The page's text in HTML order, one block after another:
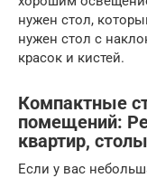
нужен стол,
нужен стол с
красок и кистей.
Компактные
помещений:
квартир,
Если у вас